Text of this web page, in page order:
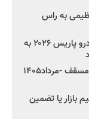
به راس
چینی‌ها به قلب اروپا رسیدند؛ نمایشگاه خودرو پاریس ۲۰۲۶ به
شروع فروش اقساطی زامیاد EX کمپرسی و مسقف -مرداد۱۴۰۵
خودرو در سال ۱۴۰۵؛ تنظیم بازار یا تضمین